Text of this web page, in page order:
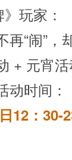
玩家：
闹”，却
元宵活
时间：
12：30-